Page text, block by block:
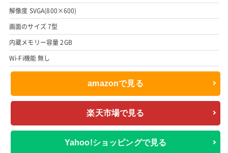
解像度 SVGA(800×600)
画面のサイズ 7型
内蔵メモリー容量 2GB
Wi-Fi機能 無し
amazonで見る
楽天市場で見る
Yahoo!ショッピングで見る